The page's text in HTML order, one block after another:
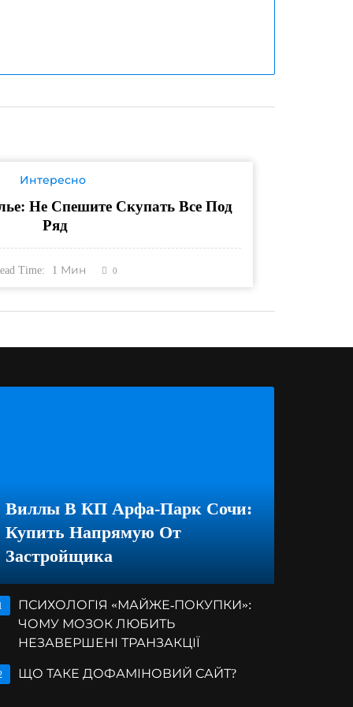
Интересно
Не Спешите Скупать Все Под
Ряд
Time: 1 Мин 0
Виллы В КП Арфа-Парк Сочи:
Купить Напрямую От
Застройщика
ПСИХОЛОГІЯ «МАЙЖЕ-ПОКУПКИ»:
ЧОМУ МОЗОК ЛЮБИТЬ
НЕЗАВЕРШЕНІ ТРАНЗАКЦІЇ
ЩО ТАКЕ ДОФАМІНОВИЙ САЙТ?